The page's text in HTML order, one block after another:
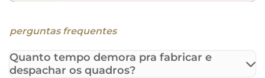
perguntas frequentes
Quanto tempo demora pra fabricar e
despachar os quadros?